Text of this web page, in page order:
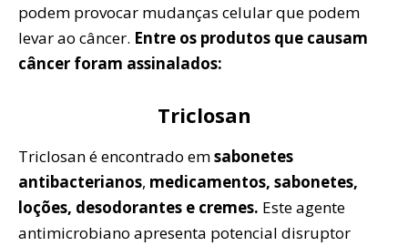
podem provocar mudanças celular que podem
levar ao câncer. Entre os produtos que causam
câncer foram assinalados:
Triclosan
Triclosan é encontrado emsabonetes
antibacterianos, medicamentos, sabonetes,
loções, desodorantes e cremes. Este agente
antimicrobiano apresenta potencial disruptor